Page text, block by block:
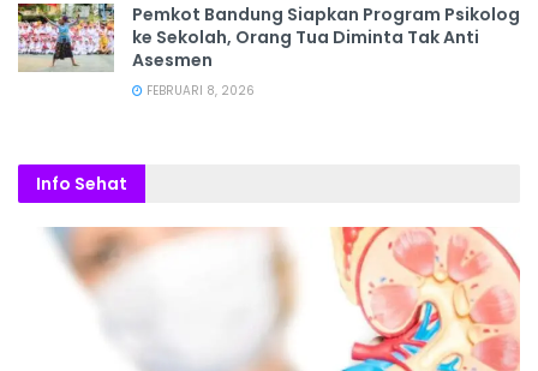
Pemkot Bandung Siapkan Program Psikolog
ke Sekolah, Orang Tua Diminta Tak Anti
Asesmen
FEBRUARI 8, 2026
Info Sehat